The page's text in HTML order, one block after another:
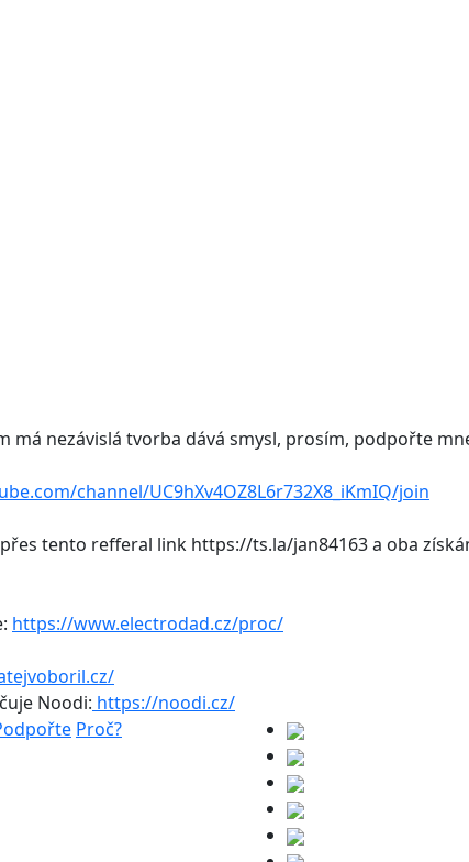
nezávislá tvorba dává smysl, prosím, podpořte
channel/UC9hXv4OZ8L6r732X8_iKmIQ/join
tento refferal link https://ts.la/jan84163 a oba
https://www.electrodad.cz/proc/
Noodi: https://noodi.cz/
Proč?